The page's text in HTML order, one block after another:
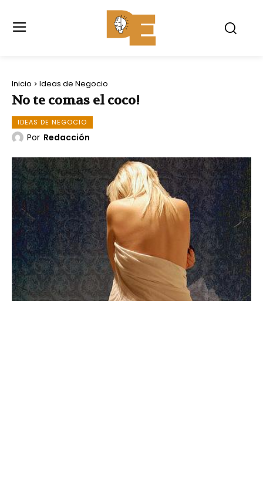
Inicio Ideas de Negocio
No te comas el coco!
IDEAS DE NEGOCIO
Por Redacción